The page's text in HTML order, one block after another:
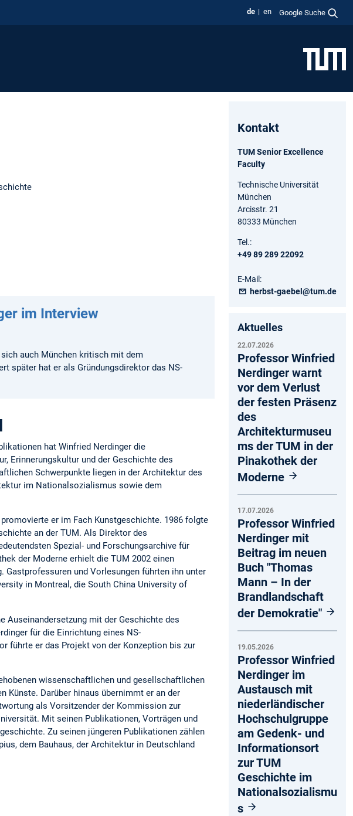
de en Google Suche
im Interview
auch München kritisch mit dem
später hat er als Gründungsdirektor das NS-
hat Winfried Nerdinger die
Erinnerungskultur und der Geschichte des
Schwerpunkte liegen in der Architektur des
im Nationalsozialismus sowie dem
er im Fach Kunstgeschichte. 1986 folgte
an der TUM. Als Direktor des
Spezial- und Forschungsarchive für
der Moderne erhielt die TUM 2002 einen
und Vorlesungen führten ihn unter
in Montreal, die South China University of
mit der Geschichte des
für die Einrichtung eines NS-
führte er das Projekt von der Konzeption bis zur
wissenschaftlichen und gesellschaftlichen
Künste. Darüber hinaus übernimmt er an der
als Vorsitzender der Kommission zur
Mit seinen Publikationen, Vorträgen und
Zu seinen jüngeren Publikationen zählen
dem Bauhaus, der Architektur in Deutschland
Kontakt
TUM Senior Excellence
Faculty
Technische Universität
München
Arcisstr. 21
80333 München
Tel.:
+49 89 289 22092
E-Mail:
herbst-gaebel@tum.de
Aktuelles
22.07.2026
Professor Winfried
Nerdinger warnt
vor dem Verlust
der festen Präsenz
des
Architekturmuseu
ms der TUM in der
Pinakothek der
Moderne
17.07.2026
Professor Winfried
Nerdinger mit
Beitrag im neuen
Buch "Thomas
Mann – In der
Brandlandschaft
der Demokratie"
19.05.2026
Professor Winfried
Nerdinger im
Austausch mit
niederländischer
Hochschulgruppe
am Gedenk- und
Informationsort
zur TUM
Geschichte im
Nationalsozialismu
s